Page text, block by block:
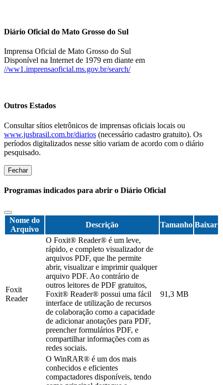
Diário Oficial do Mato Grosso do Sul
Imprensa Oficial de Mato Grosso do Sul
Disponível na Internet de 1979 em diante em
//ww1.imprensaoficial.ms.gov.br/search/
Outros Estados
Consultar sítios eletrônicos de imprensas oficiais locais ou
www.jusbrasil.com.br/diarios (necessário cadastro gratuito). Os
períodos digitalizados nesse sítio variam de acordo com o diário
pesquisado.
Fechar
Programas indicados para abrir o Diário Oficial
Nome do
Arquivo
Descrição Tamanho Baixar
Foxit
Reader
O Foxit® Reader® é um leve,
rápido, e completo visualizador de
arquivos PDF, que lhe permite
abrir, visualizar e imprimir qualquer
arquivo PDF. Ao contrário de
outros leitores de PDF gratuitos,
Foxit® Reader® possui uma fácil
interface de utilização de recursos
de colaboração como a capacidade
de adicionar anotações para PDF,
preencher formulários PDF, e
compartilhar informações com as
redes sociais.
91,3 MB
O WinRAR® é um dos mais
conhecidos e eficientes
compactadores disponíveis, tendo